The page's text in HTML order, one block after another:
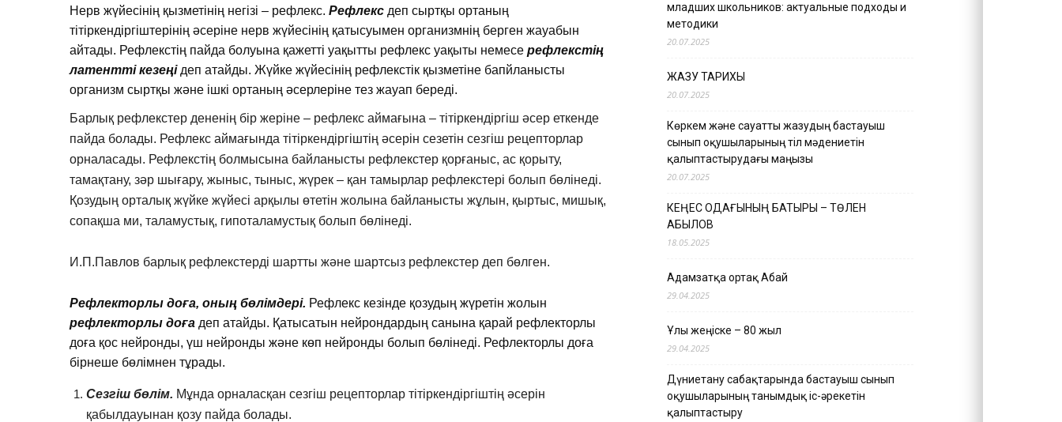
Нерв жүйесінің қызметінің негізі – рефлекс. Рефлекс деп сыртқы ортаның
тітіркендіргіштерінің әсеріне нерв жүйесінің қатысуымен организмнің берген жауабын
айтады. Рефлекстің пайда болуына қажетті уақытты рефлекс уақыты немесе рефлекстің
латентті кезеңідеп атайды. Жүйке жүйесінің рефлекстік қызметіне бапйланысты
организм сыртқы және ішкі ортаның әсерлеріне тез жауап береді.
Барлық рефлекстер дененің бір жеріне – рефлекс аймағына – тітіркендіргіш әсер еткенде
пайда болады. Рефлекс аймағында тітіркендіргіштің әсерін сезетін сезгіш рецепторлар
орналасады. Рефлекстің болмысына байланысты рефлекстер қорғаныс, ас қорыту,
тамақтану, зәр шығару, жыныс, тыныс, жүрек – қан тамырлар рефлекстері болып бөлінеді.
Қозудың орталық жүйке жүйесі арқылы өтетін жолына байланысты жұлын, қыртыс, мишық,
сопақша ми, таламустық, гипоталамустық болып бөлінеді.
И.П.Павлов барлық рефлекстерді шартты және шартсыз рефлекстер деп бөлген.
Рефлекторлы доға, оның бөлімдері. Рефлекс кезінде қозудың жүретін жолын
рефлекторлы доға деп атайды. Қатысатын нейрондардың санына қарай рефлекторлы
доға қос нейронды, үш нейронды және көп нейронды болып бөлінеді. Рефлекторлы доға
бірнеше бөлімнен тұрады.
Сезгіш бөлім. Мұнда орналасқан сезгіш рецепторлар тітіркендіргіштің әсерін
қабылдауынан қозу пайда болады.
младших школьников: актуальные подходы и
методики
20.07.2025
ЖАЗУ ТАРИХЫ
20.07.2025
Көркем және сауатты жазудың бастауыш
сынып оқушыларының тіл мәдениетін
қалыптастырудағы маңызы
20.07.2025
КЕҢЕС ОДАҒЫНЫҢ БАТЫРЫ – ТӨЛЕН
ҚАБЫЛОВ
18.05.2025
Адамзатқа ортақ Абай
29.04.2025
Ұлы жеңіске – 80 жыл
29.04.2025
Дүниетану сабақтарында бастауыш сынып
оқушыларының танымдық іс-әрекетін
қалыптастыру